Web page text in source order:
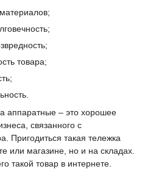
товара;
аппаратные – это хорошее
связанного с
Пригодиться такая тележка
или магазине, но и на складах.
такой товар в интернете.